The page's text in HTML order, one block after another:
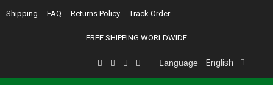
Shipping FAQ Returns Policy Track Order
FREE SHIPPING WORLDWIDE
Language English